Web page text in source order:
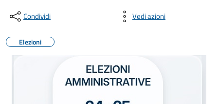
Condividi Vedi azioni
Elezioni